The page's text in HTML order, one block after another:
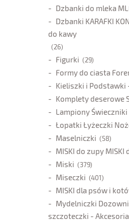
Dzbanki do mleka
Dzbanki KARAFKI
do kawy
(26)
Figurki (29)
Formy do ciasta
Kieliszki i Podstawki
Komplety deserowe
Lampiony Świeczniki
Łopatki Łyżeczki
Maselniczki (58)
MISKI do zupy MISKI
Miski (379)
Miseczki (401)
MISKI dla psów i
Mydelniczki
szczoteczki -